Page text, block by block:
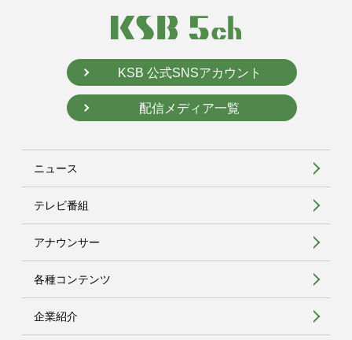
KSB 公式SNSアカウント
配信メディア一覧
ニュース
テレビ番組
アナウンサー
各種コンテンツ
企業紹介